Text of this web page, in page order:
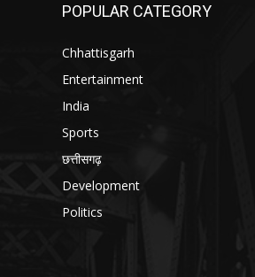
POPULAR CATEGORY
Chhattisgarh
Entertainment
India
Sports
छत्तीसगढ़
Development
Politics